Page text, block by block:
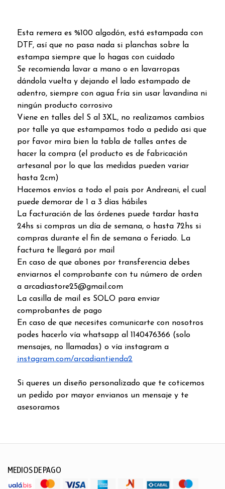
Esta remera es %100 algodón, está estampada con
DTF, así que no pasa nada si planchas sobre la
estampa siempre que lo hagas con cuidado
Se recomienda lavar a mano o en lavarropas
dándola vuelta y dejando el lado estampado de
adentro, siempre con agua fría sin usar lavandina ni
ningún producto corrosivo
Viene en talles del S al 3XL, no realizamos cambios
por talle ya que estampamos todo a pedido asi que
por favor mira bien la tabla de talles antes de
hacer la compra (el producto es de fabricación
artesanal por lo que las medidas pueden variar
hasta 2cm)
Hacemos envíos a todo el país por Andreani, el cual
puede demorar de 1 a 3 días hábiles
La facturación de las órdenes puede tardar hasta
24hs si compras un día de semana, o hasta 72hs si
compras durante el fin de semana o feriado. La
factura te llegará por mail
En caso de que abones por transferencia debes
enviarnos el comprobante con tu número de orden
a arcadiastore25@gmail.com
La casilla de mail es SOLO para enviar
comprobantes de pago
En caso de que necesites comunicarte con nosotros
podes hacerlo vía whatsapp al 1140476366 (solo
mensajes, no llamadas) o vía instagram a
instagram.com/arcadiantienda2
Si queres un diseño personalizado que te coticemos
un pedido por mayor envianos un mensaje y te
asesoramos
MEDIOS DE PAGO